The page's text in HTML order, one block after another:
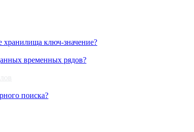
хранилища ключ-значение?
временных рядов?
поиска?